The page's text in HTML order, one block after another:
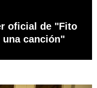
oficial de "Fito
una canción"